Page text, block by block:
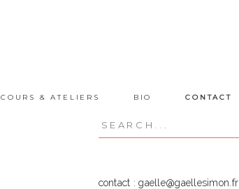
COURS & ATELIERS BIO CONTACT
Search
for:
contact : gaelle@gaellesimon.fr